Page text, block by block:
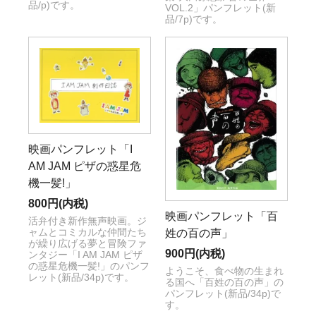
品/p)です。
VOL.2」パンフレット(新
品/7p)です。
映画パンフレット「I
AM JAM ピザの惑星危
機一髪!」
800円(内税)
活弁付き新作無声映画。ジ
ャムとコミカルな仲間たち
が繰り広げる夢と冒険ファ
ンタジー「I AM JAM ピザ
の惑星危機一髪!」のパンフ
レット(新品/34p)です。
映画パンフレット「百
姓の百の声」
900円(内税)
ようこそ、食べ物の生まれ
る国へ「百姓の百の声」の
パンフレット(新品/34p)で
す。